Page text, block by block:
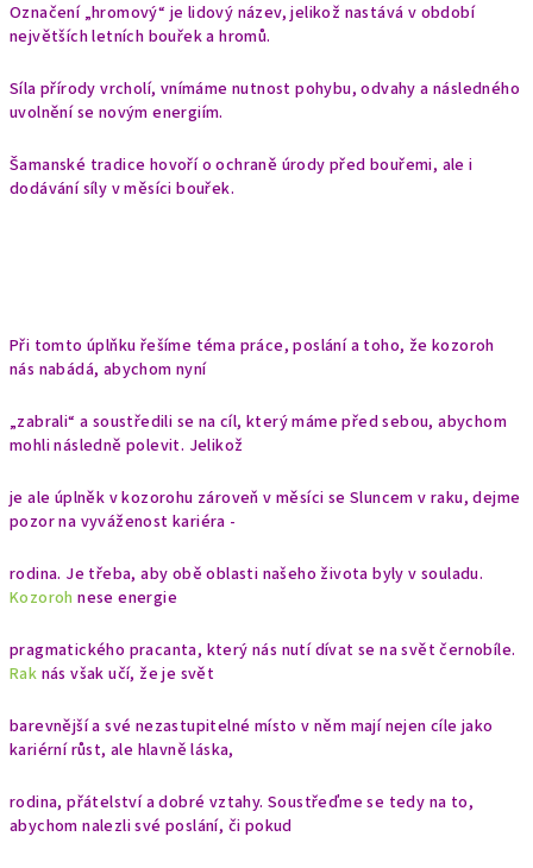
Označení „hromový“ je lidový název, jelikož nastává v období
největších letních bouřek a hromů.
Síla přírody vrcholí, vnímáme nutnost pohybu, odvahy a následného
uvolnění se novým energiím.
Šamanské tradice hovoří o ochraně úrody před bouřemi, ale i
dodávání síly v měsíci bouřek.
Při tomto úplňku řešíme téma práce, poslání a toho, že kozoroh
nás nabádá, abychom nyní
„zabrali“ a soustředili se na cíl, který máme před sebou, abychom
mohli následně polevit. Jelikož
je ale úplněk v kozorohu zároveň v měsíci se Sluncem v raku, dejme
pozor na vyváženost kariéra -
rodina. Je třeba, aby obě oblasti našeho života byly v souladu.
Kozoroh nese energie
pragmatického pracanta, který nás nutí dívat se na svět černobíle.
Rak nás však učí, že je svět
barevnější a své nezastupitelné místo v něm mají nejen cíle jako
kariérní růst, ale hlavně láska,
rodina, přátelství a dobré vztahy. Soustřeďme se tedy na to,
abychom nalezli své poslání, či pokud